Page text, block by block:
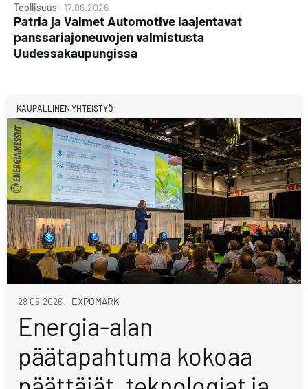
Teollisuus 17.06.2026
Patria ja Valmet Automotive laajentavat
panssariajoneuvojen valmistusta
Uudessakaupungissa
KAUPALLINEN YHTEISTYÖ
28.05.2026 EXPOMARK
Energia-alan
päätapahtuma kokoaa